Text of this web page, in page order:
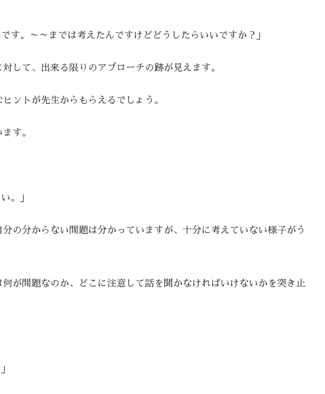
す。～～までは考えたんですけどどうしたらいいですか？」
して、出来る限りのアプローチの跡が見えます。
ントが先生からもらえるでしょう。
す。
。」
の分からない問題は分かっていますが、十分に考えていない様子がう
が問題なのか、どこに注意して話を聞かなければいけないかを突き止